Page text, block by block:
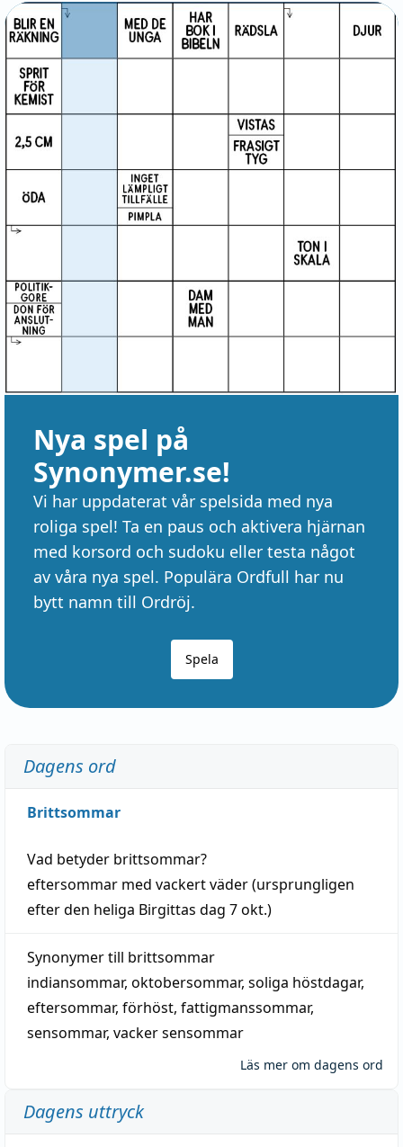
Nya spel på
Synonymer.se!
Vi har uppdaterat vår spelsida med nya
roliga spel! Ta en paus och aktivera hjärnan
med korsord och sudoku eller testa något
av våra nya spel. Populära Ordfull har nu
bytt namn till Ordröj.
Spela
Dagens ord
Brittsommar
Vad betyder brittsommar?
eftersommar med vackertväder(ursprungligen
efter den heliga Birgittas dag 7 okt.)
Synonymer till brittsommar
indiansommar, oktobersommar, soliga höstdagar,
eftersommar, förhöst, fattigmanssommar,
sensommar, vacker sensommar
Läs mer om dagens ord
Dagens uttryck